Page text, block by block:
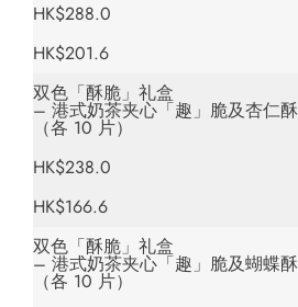
HK$288.0
HK$201.6
双色「酥脆」礼盒
– 港式奶茶夹心「趣」脆及杏仁酥
（各 10 片）
HK$238.0
HK$166.6
双色「酥脆」礼盒
– 港式奶茶夹心「趣」脆及蝴蝶酥
（各 10 片）